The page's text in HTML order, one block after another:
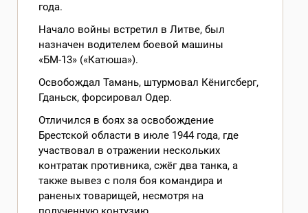
года.
Начало войны встретил в Литве, был
назначен водителем боевой машины
«БМ-13» («Катюша»).
Освобождал Тамань, штурмовал Кёнигсберг,
Гданьск, форсировал Одер.
Отличился в боях за освобождение
Брестской области в июле 1944 года, где
участвовал в отражении нескольких
контратак противника, сжёг два танка, а
также вывез с поля боя командира и
раненых товарищей, несмотря на